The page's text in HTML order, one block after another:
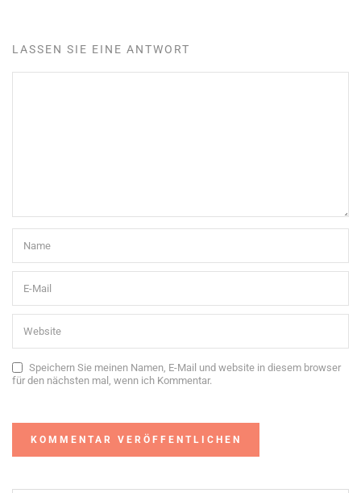
LASSEN SIE EINE ANTWORT
Speichern Sie meinen Namen, E-Mail und website in diesem browser
für den nächsten mal, wenn ich Kommentar.